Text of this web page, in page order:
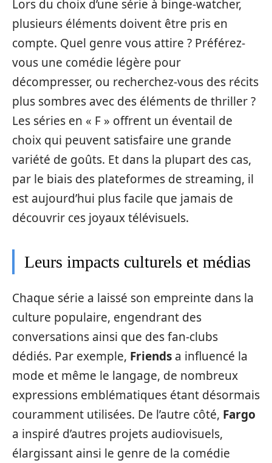
Lors du choix d’une série à binge-watcher,
plusieurs éléments doivent être pris en
compte. Quel genre vous attire ? Préférez-
vous une comédie légère pour
décompresser, ou recherchez-vous des récits
plus sombres avec des éléments de thriller ?
Les séries en « F » offrent un éventail de
choix qui peuvent satisfaire une grande
variété de goûts. Et dans la plupart des cas,
par le biais des plateformes de streaming, il
est aujourd’hui plus facile que jamais de
découvrir ces joyaux télévisuels.
Leurs impacts culturels et médias
Chaque série a laissé son empreinte dans la
culture populaire, engendrant des
conversations ainsi que des fan-clubs
dédiés. Par exemple, Friends a influencé la
mode et même le langage, de nombreux
expressions emblématiques étant désormais
couramment utilisées. De l’autre côté, Fargo
a inspiré d’autres projets audiovisuels,
élargissant ainsi le genre de la comédie